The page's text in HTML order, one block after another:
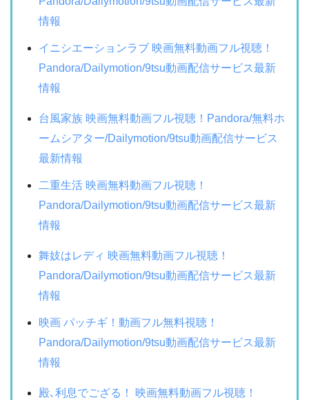
情報
イニシエーションラブ 映画無料動画フル視聴！
Pandora/Dailymotion/9tsu動画配信サービス最新
情報
台風家族 映画無料動画フル視聴！Pandora/無料ホ
ームシアター/Dailymotion/9tsu動画配信サービス
最新情報
二重生活 映画無料動画フル視聴！
Pandora/Dailymotion/9tsu動画配信サービス最新
情報
舞妓はレディ 映画無料動画フル視聴！
Pandora/Dailymotion/9tsu動画配信サービス最新
情報
映画 パッチギ！動画フル無料視聴！
Pandora/Dailymotion/9tsu動画配信サービス最新
情報
殿､利息でござる！ 映画無料動画フル視聴！